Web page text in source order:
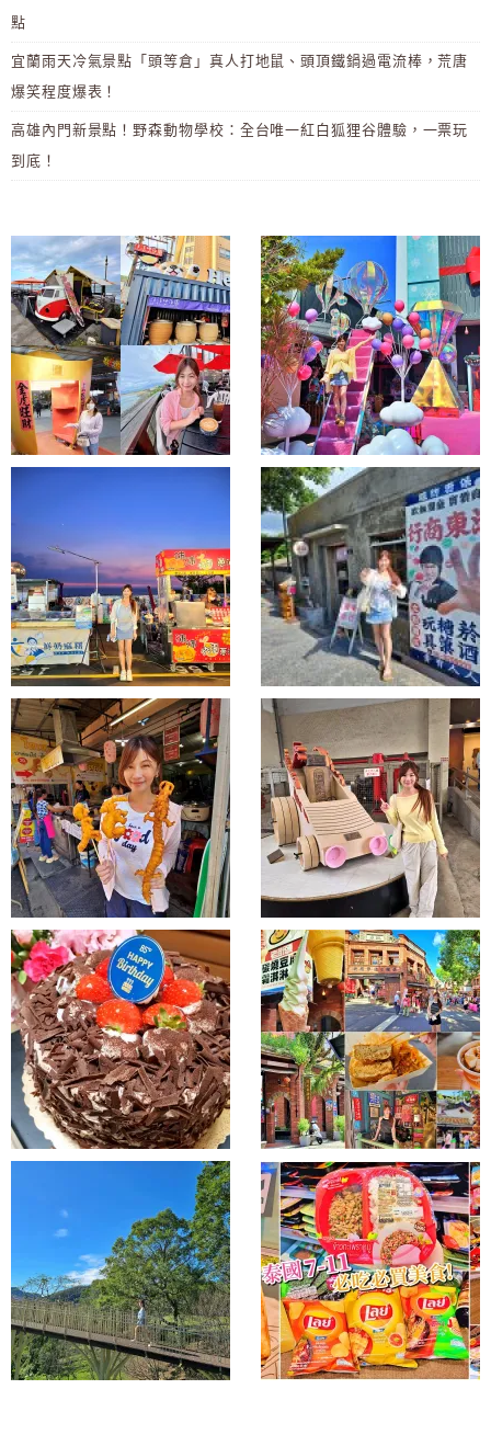
點
宜蘭雨天冷氣景點「頭等倉」真人打地鼠、頭頂鐵鍋過電流棒，荒唐
爆笑程度爆表！
高雄內門新景點！野森動物學校：全台唯一紅白狐狸谷體驗，一票玩
到底！